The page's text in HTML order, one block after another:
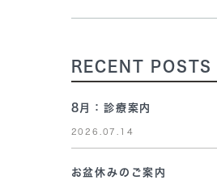
RECENT POSTS
8月：診療案内
2026.07.14
お盆休みのご案内